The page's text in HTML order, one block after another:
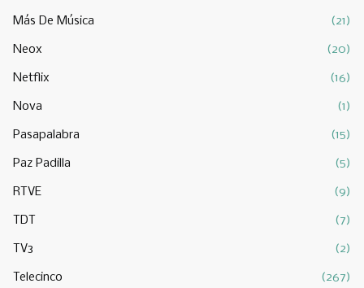
Más De Música (21)
Neox (20)
Netflix (16)
Nova (1)
Pasapalabra (15)
Paz Padilla (5)
RTVE (9)
TDT (7)
TV3 (2)
Telecinco (267)